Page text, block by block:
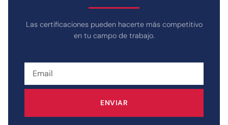
Las certificaciones pueden hacerte más competitivo
en tu campo de trabajo.
ENVIAR